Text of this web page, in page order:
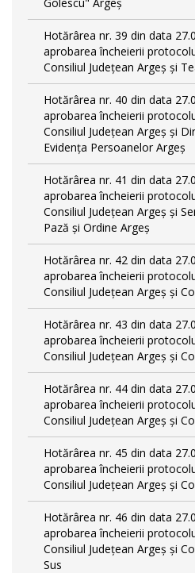
Hotărârea nr. 39 din data
aprobarea încheierii
Consiliul Județean Argeș și
Hotărârea nr. 40 din data
aprobarea încheierii
Consiliul Județean Argeș și
Evidența Persoanelor Argeș
Hotărârea nr. 41 din data
aprobarea încheierii
Consiliul Județean Argeș și
Pază și Ordine Argeș
Hotărârea nr. 42 din data
aprobarea încheierii
Consiliul Județean Argeș și
Hotărârea nr. 43 din data
aprobarea încheierii
Consiliul Județean Argeș și
Hotărârea nr. 44 din data
aprobarea încheierii
Consiliul Județean Argeș și
Hotărârea nr. 45 din data
aprobarea încheierii
Consiliul Județean Argeș și
Hotărârea nr. 46 din data
aprobarea încheierii
Consiliul Județean Argeș și
Sus